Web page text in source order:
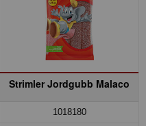
Strimler Jordgubb Malaco
1018180